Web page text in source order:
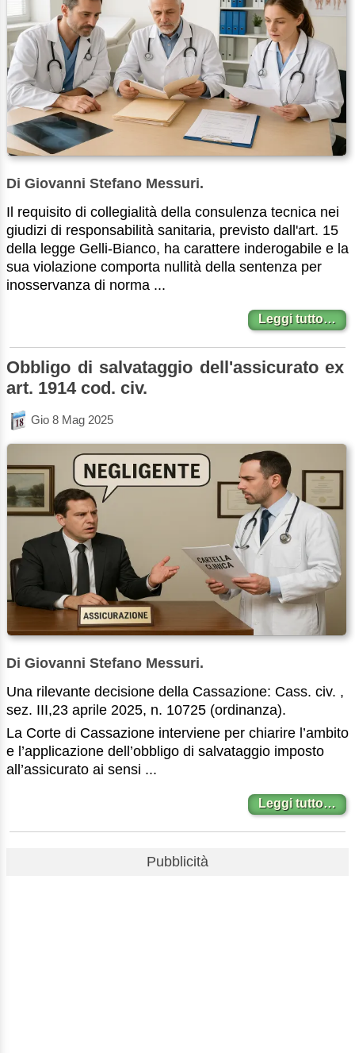
Di Giovanni Stefano Messuri.
Il requisito di collegialità della consulenza tecnica nei
giudizi di responsabilità sanitaria, previsto dall'art. 15
della legge Gelli-Bianco, ha carattere inderogabile e la
sua violazione comporta nullità della sentenza per
inosservanza di norma ...
Leggi tutto…
Obbligo di salvataggio dell'assicurato ex
art. 1914 cod. civ.
Gio 8 Mag 2025
Di Giovanni Stefano Messuri.
Una rilevante decisione della Cassazione: Cass. civ. ,
sez. III,23 aprile 2025, n. 10725 (ordinanza).
La Corte di Cassazione interviene per chiarire l’ambito
e l’applicazione dell’obbligo di salvataggio imposto
all’assicurato ai sensi ...
Leggi tutto…
Pubblicità